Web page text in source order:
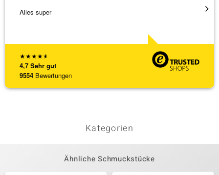
★★★★★
4,7 Sehr gut
9554 Bewertungen
Alles super
Kategorien
Ähnliche Schmuckstücke